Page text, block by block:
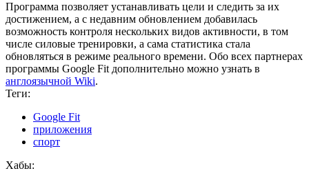
Программа позволяет устанавливать цели и следить за их
достижением, а с недавним обновлением добавилась
возможность контроля нескольких видов активности, в том
числе силовые тренировки, а сама статистика стала
обновляться в режиме реального времени. Обо всех партнерах
программы Google Fit дополнительно можно узнать в
англоязычной Wiki.
Теги:
Google Fit
приложения
спорт
Хабы: